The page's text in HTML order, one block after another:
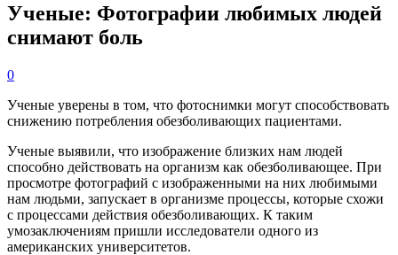
Ученые: Фотографии любимых людей
снимают боль
0
Ученые уверены в том, что фотоснимки могут способствовать
снижению потребления обезболивающих пациентами.
Ученые выявили, что изображение близких нам людей
способно действовать на организм как обезболивающее. При
просмотре фотографий с изображенными на них любимыми
нам людьми, запускает в организме процессы, которые схожи
с процессами действия обезболивающих. К таким
умозаключениям пришли исследователи одного из
американских университетов.